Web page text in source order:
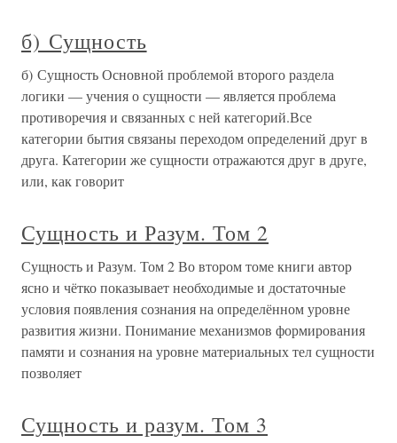
б) Сущность
б) Сущность Основной проблемой второго раздела
логики — учения о сущности — является проблема
противоречия и связанных с ней категорий.Все
категории бытия связаны переходом определений друг в
друга. Категории же сущности отражаются друг в друге,
или, как говорит
Сущность и Разум. Том 2
Сущность и Разум. Том 2 Во втором томе книги автор
ясно и чётко показывает необходимые и достаточные
условия появления сознания на определённом уровне
развития жизни. Понимание механизмов формирования
памяти и сознания на уровне материальных тел сущности
позволяет
Сущность и разум. Том 3